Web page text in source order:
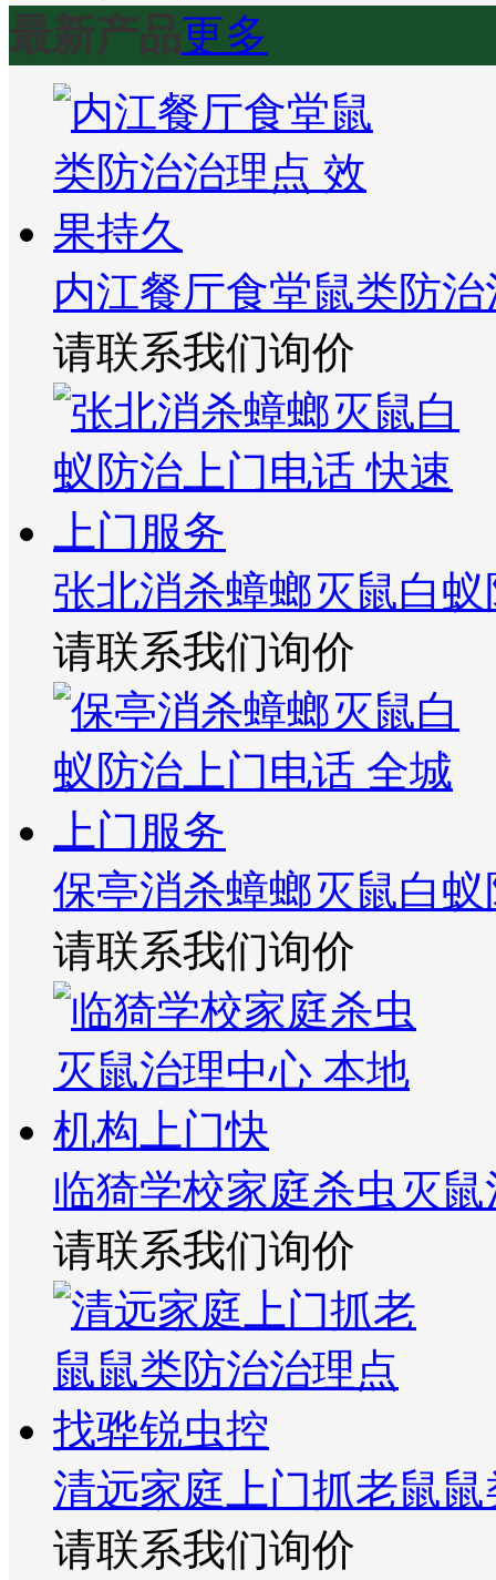
最新产品更多
内江餐厅食堂鼠类防
请联系我们询价
张北消杀蟑螂灭鼠白
请联系我们询价
保亭消杀蟑螂灭鼠白
请联系我们询价
临猗学校家庭杀虫灭
请联系我们询价
清远家庭上门抓老鼠
请联系我们询价